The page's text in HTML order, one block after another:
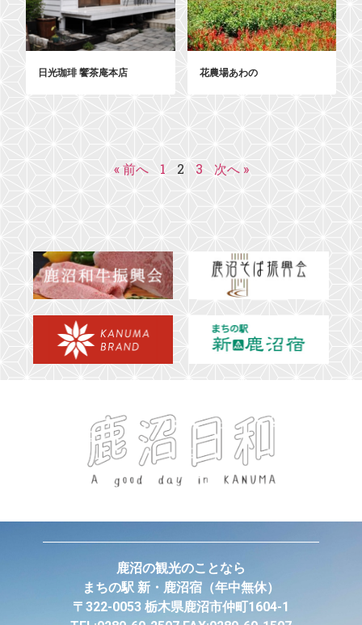
日光珈琲 饗茶庵本店 花農場あわの
« 前へ 1 2 3 次へ »
鹿沼の観光のことなら
まちの駅 新・鹿沼宿 （年中無休）
〒322-0053 栃木県鹿沼市仲町1604-1